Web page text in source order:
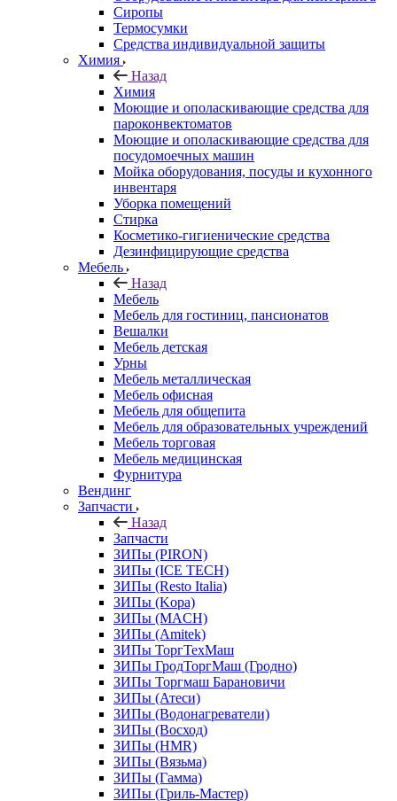
Сиропы
Термосумки
Средства индивидуальной защиты
Химия
Назад
Химия
Моющие и ополаскивающие средства для
пароконвектоматов
Моющие и ополаскивающие средства для
посудомоечных машин
Мойка оборудования, посуды и кухонного
инвентаря
Уборка помещений
Стирка
Косметико-гигиенические средства
Дезинфицирующие средства
Мебель
Назад
Мебель
Мебель для гостиниц, пансионатов
Вешалки
Мебель детская
Урны
Мебель металлическая
Мебель офисная
Мебель для общепита
Мебель для образовательных учреждений
Мебель торговая
Мебель медицинская
Фурнитура
Вендинг
Запчасти
Назад
Запчасти
ЗИПы (PIRON)
ЗИПы (ICE TECH)
ЗИПы (Resto Italia)
ЗИПы (Kopa)
ЗИПы (MACH)
ЗИПы (Amitek)
ЗИПы ТоргТехМаш
ЗИПы ГродТоргМаш (Гродно)
ЗИПы Торгмаш Барановичи
ЗИПы (Атеси)
ЗИПы (Водонагреватели)
ЗИПы (Восход)
ЗИПы (HMR)
ЗИПы (Вязьма)
ЗИПы (Гамма)
ЗИПы (Гриль-Мастер)